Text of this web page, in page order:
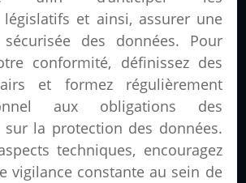
législatifs et ainsi, assurer une
des données. Pour
conformité, définissez des
et formez régulièrement
aux obligations des
sur la protection des données.
techniques, encouragez
vigilance constante au sein de